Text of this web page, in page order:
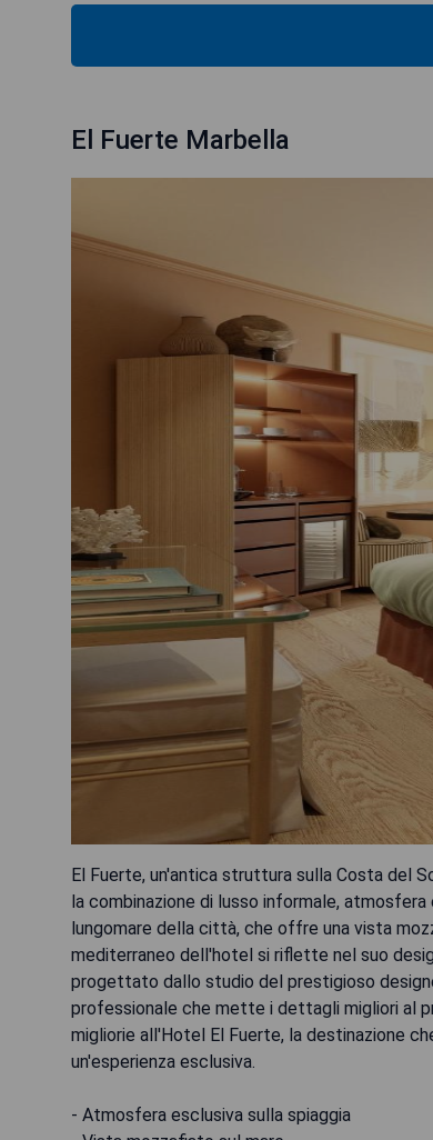
El Fuerte Marbella
El Fuerte, un'antica struttura sulla Costa del
la combinazione di lusso informale,
lungomare della città, che offre una vista
mediterraneo dell'hotel si riflette nel suo
progettato dallo studio del prestigioso
professionale che mette i dettagli migliori al
migliorie all'Hotel El Fuerte, la destinazione
un'esperienza esclusiva.
- Atmosfera esclusiva sulla spiaggia